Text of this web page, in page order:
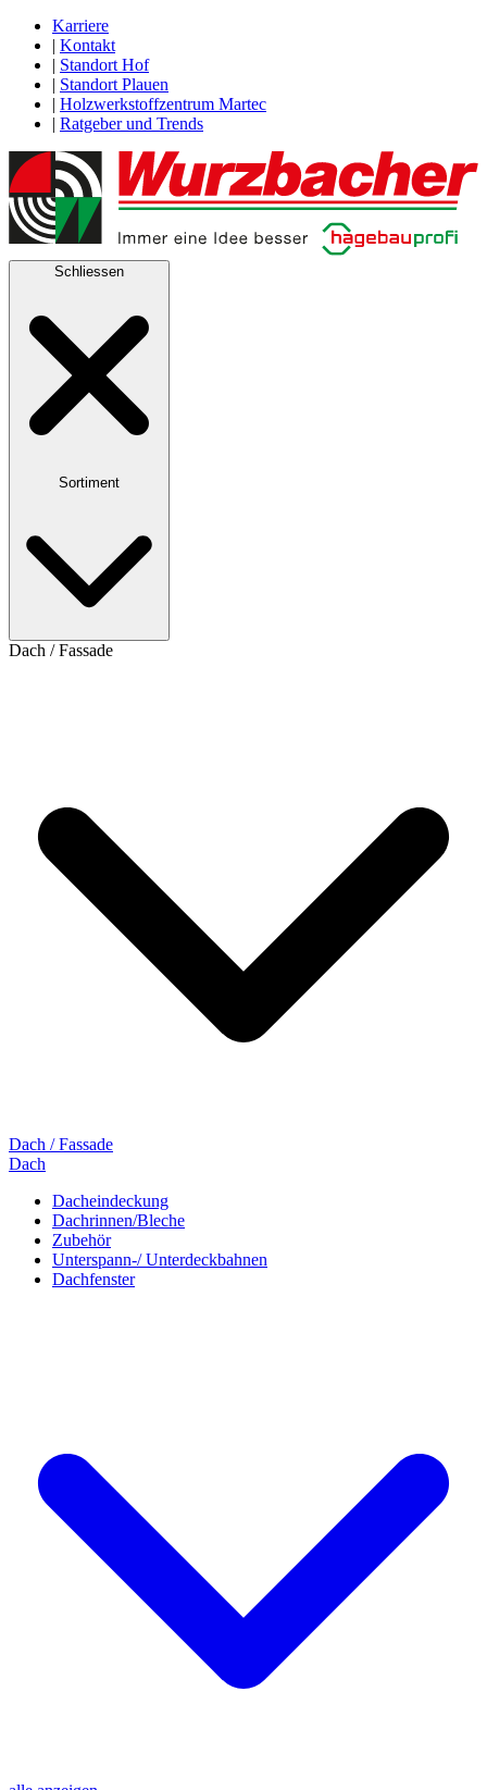
Karriere
| Kontakt
| Standort Hof
| Standort Plauen
| Holzwerkstoffzentrum Martec
| Ratgeber und Trends
Schliessen
Sortiment
Dach / Fassade
Dach / Fassade
Dach
Dacheindeckung
Dachrinnen/Bleche
Zubehör
Unterspann-/ Unterdeckbahnen
Dachfenster